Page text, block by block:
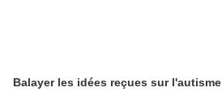
Balayer les idées reçues sur l'autisme